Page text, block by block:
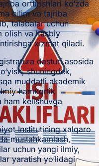
orttirishlari ko‘zda
bilim va tajriba
talabalar uchun
olish va kasbiy
xizmat qiladi.
dasturi asosida
shuningdek,
muddatli akademik
hamkorlik
ham kelishuvga
Institutining xalqaro
mustahkamlash,
uchun yangi ilmiy,
yaratish yo‘lidagi